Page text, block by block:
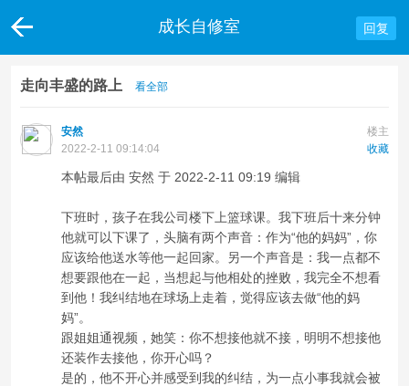
回复
成长自修室
走向丰盛的路上 看全部
楼主
安然
收藏
2022-2-11 09:14:04
本帖最后由 安然 于 2022-2-11 09:19 编辑
下班时，孩子在我公司楼下上篮球课。我下班后十来分钟
他就可以下课了，头脑有两个声音：作为“他的妈妈”，你
应该给他送水等他一起回家。另一个声音是：我一点都不
想要跟他在一起，当想起与他相处的挫败，我完全不想看
到他！我纠结地在球场上走着，觉得应该去做“他的妈
妈”。
跟姐姐通视频，她笑：你不想接他就不接，明明不想接他
还装作去接他，你开心吗？
是的，他不开心并感受到我的纠结，为一点小事我就会被